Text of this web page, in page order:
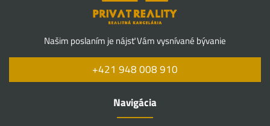
Našim poslaním je nájsť Vám vysnívané bývanie
+421 948 008 910
Navigácia